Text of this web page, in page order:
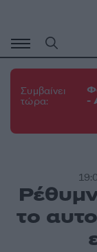
περιεχόμενο
Συμβαίνει
τώρα:
-
το